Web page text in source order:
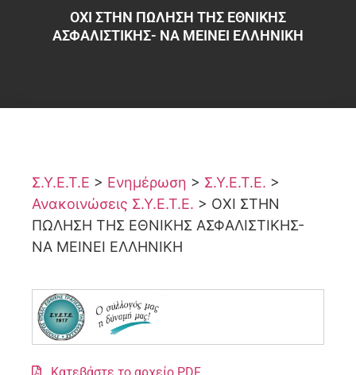
ΟΧΙ ΣΤΗΝ ΠΩΛΗΣΗ ΤΗΣ ΕΘΝΙΚΗΣ
ΑΣΦΑΛΙΣΤΙΚΗΣ- ΝΑ ΜΕΙΝΕΙ ΕΛΛΗΝΙΚΗ
Σ.Υ.Ε.Τ.Ε > Ενημέρωση > Σ.Υ.Ε.Τ.Ε. >
Ανακοινώσεις Σ.Υ.Ε.Τ.Ε. > ΟΧΙ ΣΤΗΝ
ΠΩΛΗΣΗ ΤΗΣ ΕΘΝΙΚΗΣ ΑΣΦΑΛΙΣΤΙΚΗΣ-
ΝΑ ΜΕΙΝΕΙ ΕΛΛΗΝΙΚΗ